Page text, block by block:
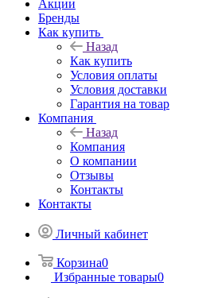
Акции
Бренды
Как купить
Назад
Как купить
Условия оплаты
Условия доставки
Гарантия на товар
Компания
Назад
Компания
О компании
Отзывы
Контакты
Контакты
Личный кабинет
Корзина0
Избранные товары0